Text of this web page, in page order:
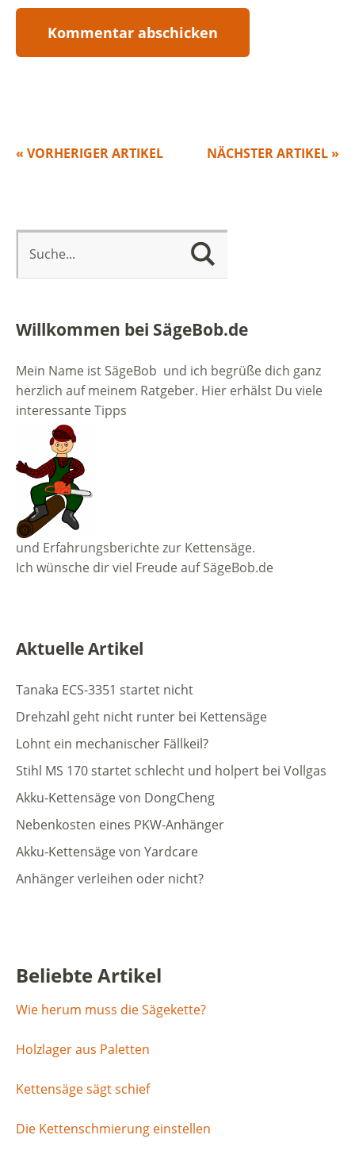
NÄCHSTER ARTIKEL »
« VORHERIGER ARTIKEL
Willkommen bei SägeBob.de
Mein Name ist SägeBob und ich begrüße dich ganz
herzlich auf meinem Ratgeber. Hier erhälst Du viele
interessante Tipps
und Erfahrungsberichte zur Kettensäge.
Ich wünsche dir viel Freude auf SägeBob.de
Aktuelle Artikel
Tanaka ECS-3351 startet nicht
Drehzahl geht nicht runter bei Kettensäge
Lohnt ein mechanischer Fällkeil?
Stihl MS 170 startet schlecht und holpert bei Vollgas
Akku-Kettensäge von DongCheng
Nebenkosten eines PKW-Anhänger
Akku-Kettensäge von Yardcare
Anhänger verleihen oder nicht?
Beliebte Artikel
Wie herum muss die Sägekette?
Holzlager aus Paletten
Kettensäge sägt schief
Die Kettenschmierung einstellen